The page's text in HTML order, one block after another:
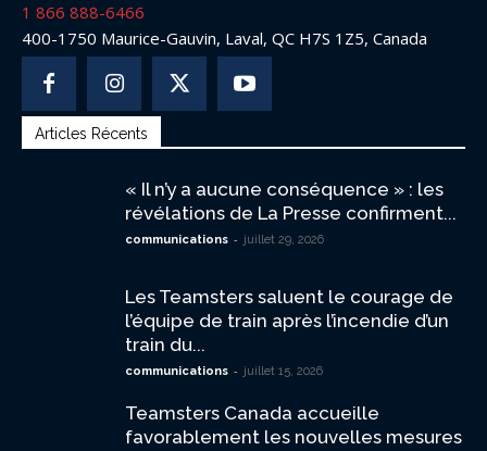
1 866 888-6466
400-1750 Maurice-Gauvin, Laval, QC H7S 1Z5, Canada
Articles Récents
« Il n’y a aucune conséquence » : les
révélations de La Presse confirment...
communications - juillet 29, 2026
Les Teamsters saluent le courage de
l’équipe de train après l’incendie d’un
train du...
communications - juillet 15, 2026
Teamsters Canada accueille
favorablement les nouvelles mesures